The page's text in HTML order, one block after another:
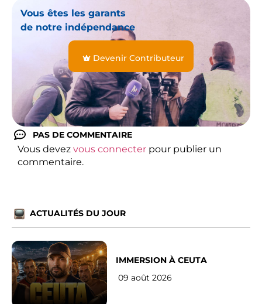
Vous êtes les garants
de notre indépendance
Devenir Contributeur
PAS DE COMMENTAIRE
Vous devez vous connecter pour publier un
commentaire.
ACTUALITÉS DU JOUR
IMMERSION À CEUTA
09 août 2026